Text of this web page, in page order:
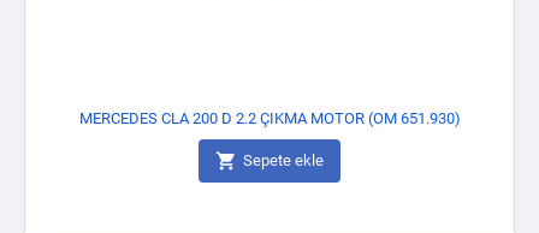
MERCEDES CLA 200 D 2.2 ÇIKMA MOTOR (OM 651.930)
 Sepete ekle